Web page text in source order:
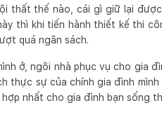
thất thế nào, cái gì giữ lại
thì khi tiến hành thiết kế thi
quá ngân sách.
ở, ngôi nhà phục vụ cho gia
thực sự của chính gia đình
nhất cho gia đình bạn sống